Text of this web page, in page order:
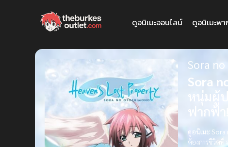
ดูอนิเมะออนไลน์ ดูอนิเมะพ
Sora
Sora
หนุ่มผู้
ฟากฟ้
ดูอนิเมะ
ต้องการชีวิตที่